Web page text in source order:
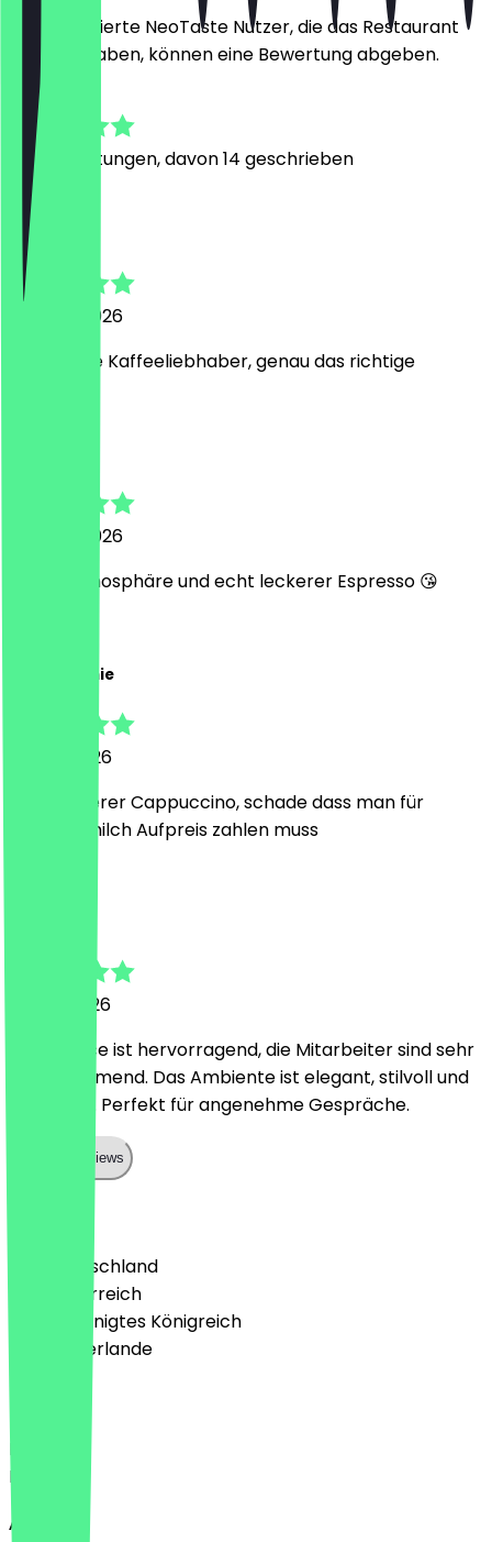
Nur registrierte NeoTaste Nutzer, die das Restaurant
besucht haben, können eine Bewertung abgeben.
106 Bewertungen, davon 14 geschrieben
dam
30. April 2026
für richtige Kaffeeliebhaber, genau das richtige
25. April 2026
Coole Atmosphäre und echt leckerer Espresso 😘
Anne-Sophie
2. April 2026
Sehr leckerer Cappuccino, schade dass man für
pflanzenmilch Aufpreis zahlen muss
1. März 2026
Der Service ist hervorragend, die Mitarbeiter sind sehr
zuvorkommend. Das Ambiente ist elegant, stilvoll und
einladend. Perfekt für angenehme Gespräche.
Show all reviews
🇩🇪 Deutschland
🇦🇹 Österreich
🇬🇧 Vereinigtes Königreich
🇳🇱 Niederlande
Deutsch
English
About